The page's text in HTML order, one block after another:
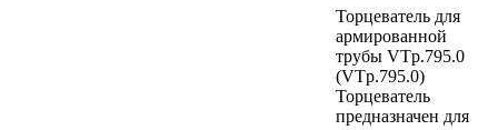
Торцеватель для
армированной
трубы VTp.795.0
(VTp.795.0)
Торцеватель
предназначен для